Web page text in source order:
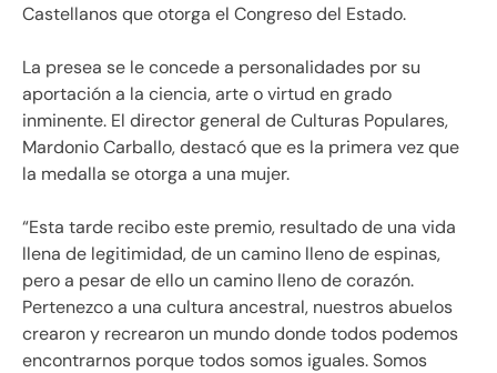
Castellanos que otorga el Congreso del Estado.
La presea se le concede a personalidades por su
aportación a la ciencia, arte o virtud en grado
inminente. El director general de Culturas Populares,
Mardonio Carballo, destacó que es la primera vez que
la medalla se otorga a una mujer.
“Esta tarde recibo este premio, resultado de una vida
llena de legitimidad, de un camino lleno de espinas,
pero a pesar de ello un camino lleno de corazón.
Pertenezco a una cultura ancestral, nuestros abuelos
crearon y recrearon un mundo donde todos podemos
encontrarnos porque todos somos iguales. Somos